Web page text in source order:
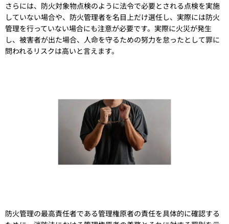
さらには、防火対象物点検のように法令で必要とされる点検を実施
していない場合や、防火管理者を名目上だけ選任し、実際には防火
管理を行っていない場合にも注意が必要です。実際に火災が発生
し、被害者が出た場合、人命を守るための努力を怠ったとして罪に
問われるリスクは高いと言えます。
防火管理の最高責任者である管理権原者の責任を具体的に確認する